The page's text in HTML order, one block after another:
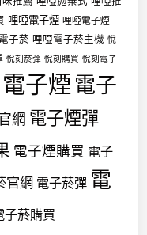
哩啞電子煙 哩啞電子煙
子菸 哩啞電子菸主機 悅
悅刻菸彈 悅刻購買 悅刻電子
電子煙 電子
網 電子煙彈
電子煙購買 電子
官網 電子菸彈 電
子菸購買